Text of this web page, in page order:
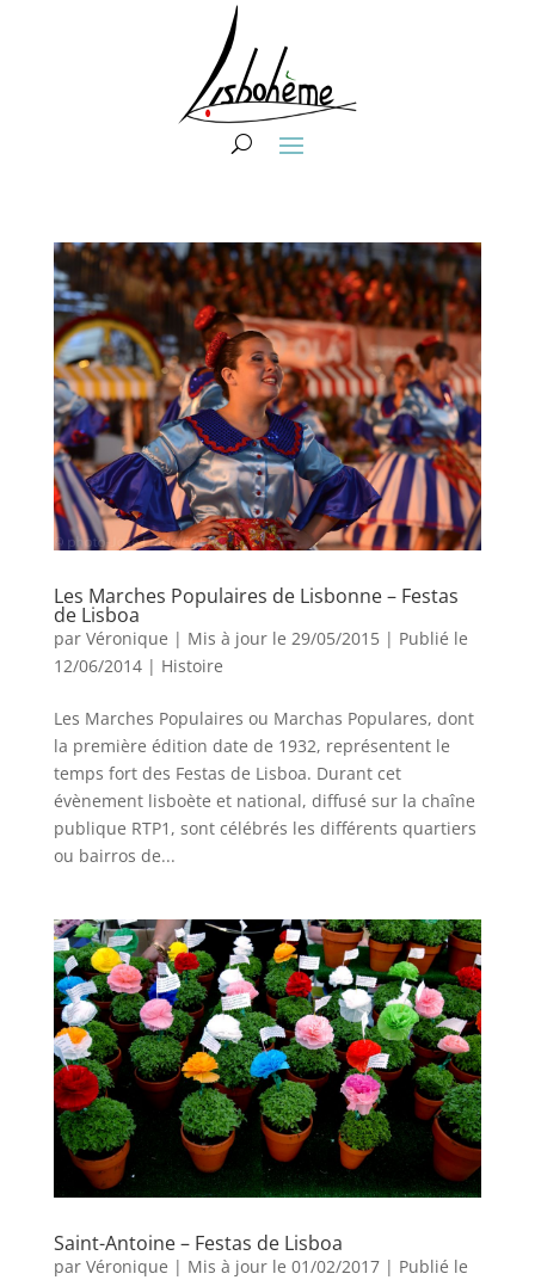
Les Marches Populaires de Lisbonne – Festas
de Lisboa
par Véronique | Mis à jour le 29/05/2015 | Publié le
12/06/2014| Histoire
Les Marches Populaires ou Marchas Populares, dont
la première édition date de 1932, représentent le
temps fort des Festas de Lisboa. Durant cet
évènement lisboète et national, diffusé sur la chaîne
publique RTP1, sont célébrés les différents quartiers
ou bairros de...
Saint-Antoine – Festas de Lisboa
par Véronique | Mis à jour le 01/02/2017 | Publié le